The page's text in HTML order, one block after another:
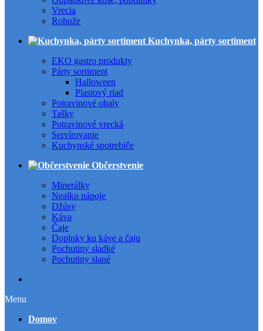
Vrecia
Rohože
Kuchynka, párty sortiment
EKO gastro produkty
Párty sortiment
Halloween
Plastový riad
Potravinové obaly
Tašky
Potravinové vrecká
Servírovanie
Kuchynské spotrebiče
Občerstvenie
Minerálky
Nealko nápoje
Džúsy
Káva
Čaje
Doplnky ku káve a čaju
Pochutiny sladké
Pochutiny slané
Menu
Domov